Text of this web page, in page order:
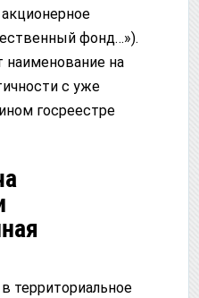
фонд…»).
на
с уже
госреестре
территориальное